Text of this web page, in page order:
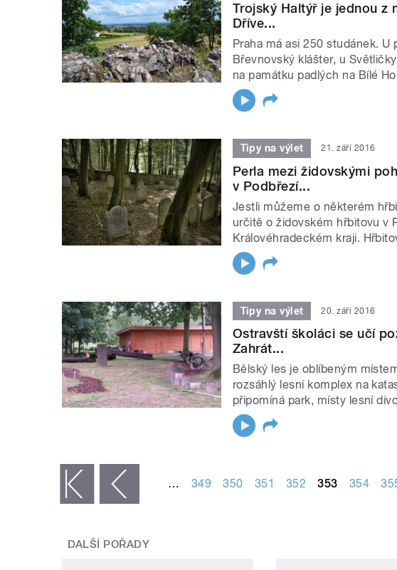
Trojský Haltýř je jednou z
Dříve...
Praha má asi 250 studánek.
Břevnovský klášter, u
na památku padlých na Bílé
Tipy na výlet 21. září 2016
Perla mezi židovskými
v Podbřezí...
Jestli můžeme o některém
určitě o židovském hřbitovu v
Královéhradeckém kraji.
Tipy na výlet 20. září 2016
Ostravští školáci se učí
Zahrát...
Bělský les je oblíbeným
rozsáhlý lesní komplex na
připomíná park, místy lesní
‹ předchozí … 349 350 351 352 353 354
DALŠÍ POŘADY